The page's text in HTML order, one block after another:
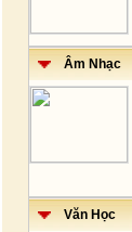
Âm Nhạc
Văn Học